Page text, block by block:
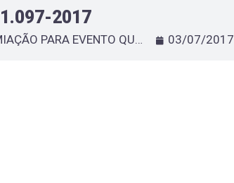
1.097-2017
ESTABELECE PREMIAÇÃO PARA EVENTO QUE ESPECIFICA 03/07/2017